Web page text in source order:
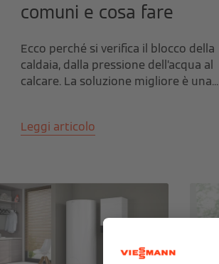
comuni e cosa fare
Ecco perché si verifica il blocco della
caldaia, dalla pressione dell’acqua al
calcare. La soluzione migliore è una...
Leggi articolo